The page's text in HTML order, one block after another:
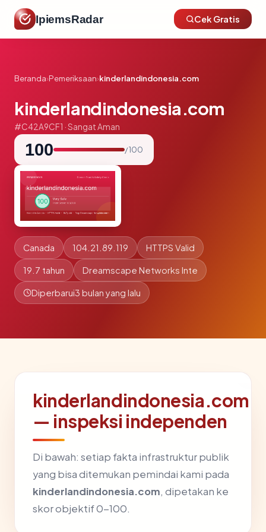
IpiemsRadar Cek Gratis
Beranda›Pemeriksaan›kinderlandindonesia.com
kinderlandindonesia.com
#C42A9CF1 · Sangat Aman
100 / 100
Canada 104.21.89.119 HTTPS Valid
19.7 tahun Dreamscape Networks Inte
Diperbarui3 bulan yang lalu
kinderlandindonesia.com
— inspeksi independen
Di bawah: setiap fakta infrastruktur publik
yang bisa ditemukan pemindai kami pada
kinderlandindonesia.com, dipetakan ke
skor objektif 0-100.